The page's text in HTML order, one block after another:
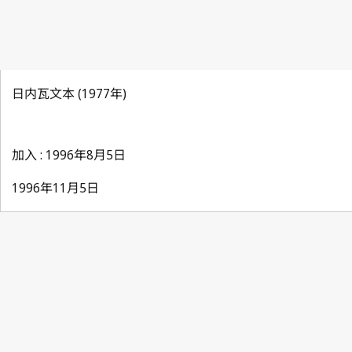
日内瓦文本 (1977年)
加入 : 1996年8月5日
1996年11月5日